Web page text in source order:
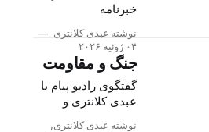
خبرنامه
نوشته عبدی کلانتری
۰۴ ژوئیه ۲۰۲۶
جنگ و مقاومت
گفتگوی رادیو پیام با
عبدی کلانتری و
نوشته عبدی کلانتری,